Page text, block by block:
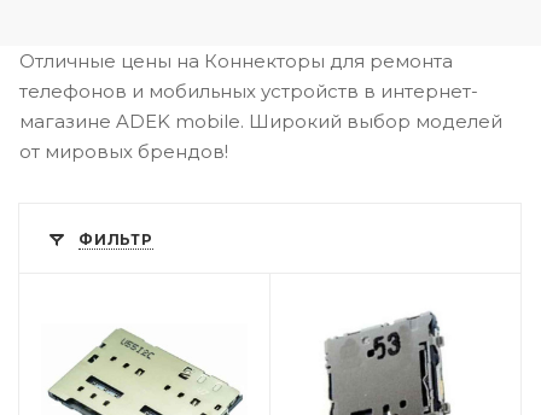
Отличные цены на Коннекторы для ремонта
телефонов и мобильных устройств в интернет-
магазине ADEK mobile. Широкий выбор моделей
от мировых брендов!
ФИЛЬТР